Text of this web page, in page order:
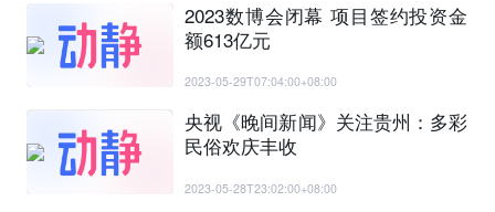
2023数博会闭幕 项目签约投资金
额613亿元
2023-05-29T07:04:00+08:00
央视《晚间新闻》关注贵州：多彩
民俗欢庆丰收
2023-05-28T23:02:00+08:00